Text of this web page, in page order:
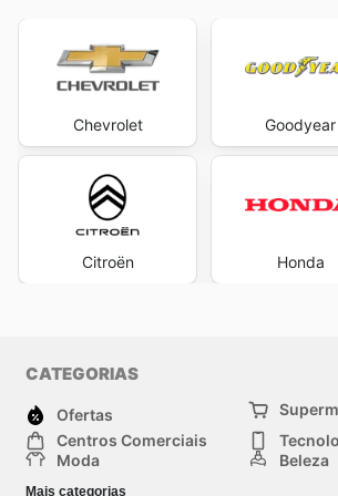
Chevrolet
Citroën
Goodyear
Honda
CATEGORIAS
Ofertas
Centros Comerciais
Moda
Beleza
Mais categorias